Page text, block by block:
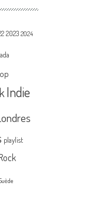
2023 2024
Indie
playlist